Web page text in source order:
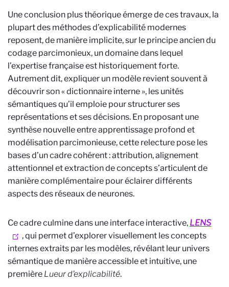
Une conclusion plus théorique émerge de ces travaux, la
plupart des méthodes d’explicabilité modernes
reposent, de manière implicite, sur le principe ancien du
codage parcimonieux, un domaine dans lequel
l’expertise française est historiquement forte.
Autrement dit, expliquer un modèle revient souvent à
découvrir son « dictionnaire interne », les unités
sémantiques qu’il emploie pour structurer ses
représentations et ses décisions. En proposant une
synthèse nouvelle entre apprentissage profond et
modélisation parcimonieuse, cette relecture pose les
bases d’un cadre cohérent : attribution, alignement
attentionnel et extraction de concepts s’articulent de
manière complémentaire pour éclairer différents
aspects des réseaux de neurones.
Ce cadre culmine dans une interface interactive, LENS
, qui permet d’explorer visuellement les concepts
internes extraits par les modèles, révélant leur univers
sémantique de manière accessible et intuitive, une
première Lueur d’explicabilité.